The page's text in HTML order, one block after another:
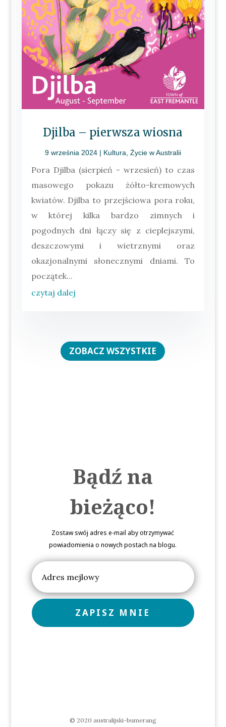
Djilba – pierwsza wiosna
9 września 2024| Kultura Życie w Australii
Pora Djilba (sierpień - wrzesień) to czas
masowego pokazu żółto-kremowych
kwiatów. Djilba to przejściowa pora roku,
w której kilka bardzo zimnych i
pogodnych dni łączy się z cieplejszymi,
deszczowymi i wietrznymi oraz
okazjonalnymi słonecznymi dniami. To
początek...
czytaj dalej
ZOBACZ WSZYSTKIE
Bądź na
bieżąco!
Zostaw swój adres e-mail aby otrzymywać
powiadomienia o nowych postach na blogu.
ZAPISZ MNIE
© 2020 australijski-bumerang